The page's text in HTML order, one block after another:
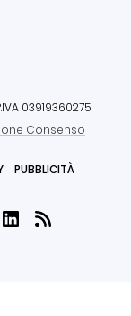
03919360275
Consenso
PUBBLICITÀ